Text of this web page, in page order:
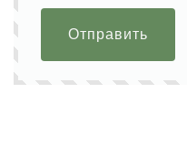
Отправить